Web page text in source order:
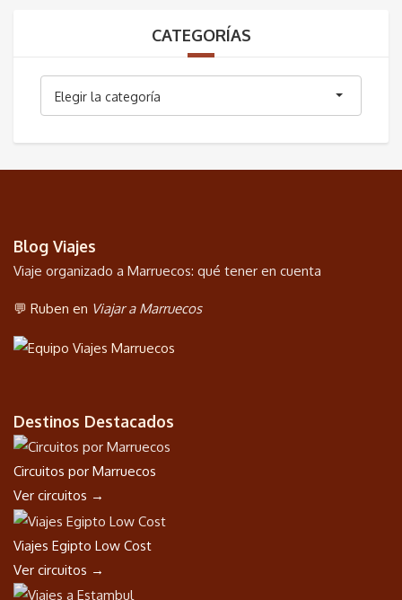
CATEGORÍAS
Elegir la categoría
Blog Viajes
Viaje organizado a Marruecos: qué tener en cuenta
💬 Ruben en Viajar a Marruecos
Destinos Destacados
Circuitos por Marruecos
Ver circuitos →
Viajes Egipto Low Cost
Ver circuitos →